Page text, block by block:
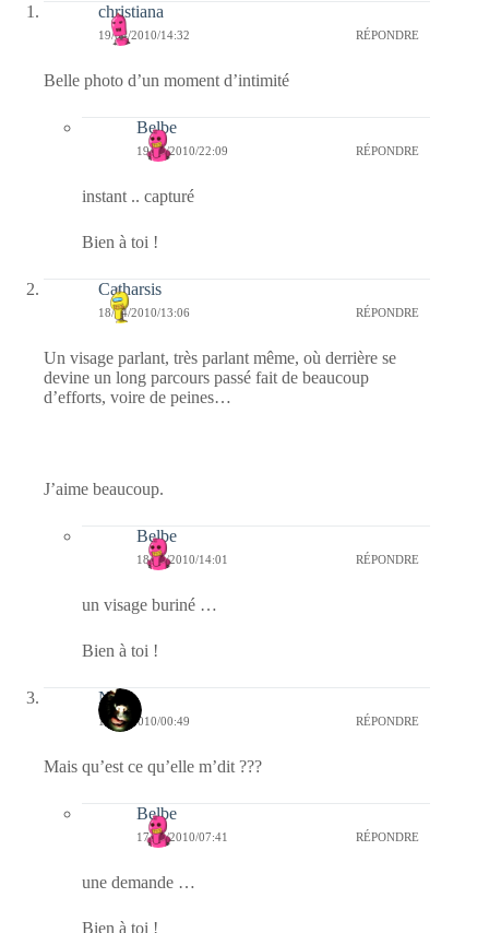
christiana
19/04/2010/14:32 RÉPONDRE
Belle photo d’un moment d’intimité
Belbe
19/04/2010/22:09 RÉPONDRE
instant .. capturé
Bien à toi !
Catharsis
18/04/2010/13:06 RÉPONDRE
Un visage parlant, très parlant même, où derrière se
devine un long parcours passé fait de beaucoup
d’efforts, voire de peines…
J’aime beaucoup.
Belbe
18/04/2010/14:01 RÉPONDRE
un visage buriné …
Bien à toi !
Nova
17/04/2010/00:49 RÉPONDRE
Mais qu’est ce qu’elle m’dit ???
Belbe
17/04/2010/07:41 RÉPONDRE
une demande …
Bien à toi !